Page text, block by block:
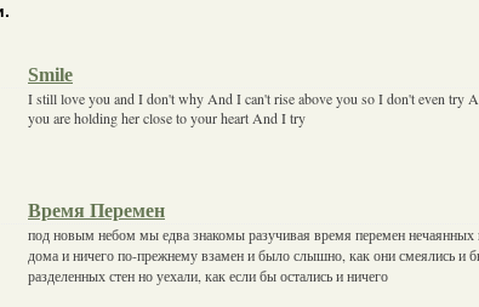
Smile
I still love you and I don't why And I can't rise above you so I don't even try
you are holding her close to your heart And I try
Время Перемен
под новым небом мы едва знакомы разучивая время перемен нечаянных
дома и ничего по-прежнему взамен и было слышно, как они смеялись и
разделенных стен но уехали, как если бы остались и ничего